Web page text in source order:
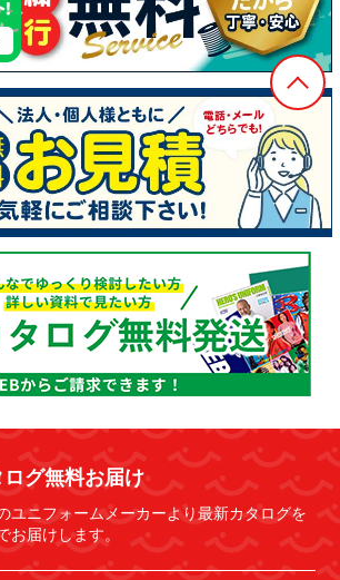
ログ無料お届け
ユニフォームメーカーより最新カタログを
お届けします。